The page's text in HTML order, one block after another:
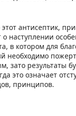
антисептик,
наступлении
в котором для
необходимо
зато результаты
это означает
принципов.